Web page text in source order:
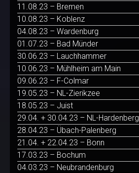
11.08.23 – Bremen
10.08.23 – Koblenz
04.08.23 – Wardenburg
01.07.23 – Bad Münder
30.06.23 – Lauchhammer
10.06.23 – Mühlheim am Main
09.06.23 – F-Colmar
19.05.23 – NL-Zierikzee
18.05.23 – Juist
29.04. + 30.04.23 – NL-Hardenberg
28.04.23 – Übach-Palenberg
21.04. + 22.04.23 – Bonn
17.03.23 – Bochum
04.03.23 – Neubrandenburg